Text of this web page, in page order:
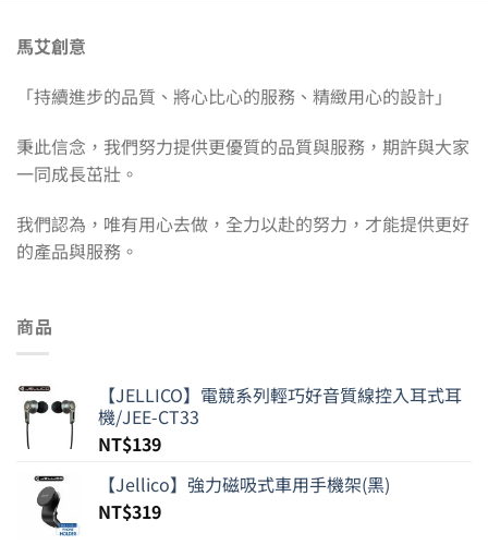
馬艾創意
「持續進步的品質、將心比心的服務、精緻用心的設計」
秉此信念，我們努力提供更優質的品質與服務，期許與大家
一同成長茁壯。
我們認為，唯有用心去做，全力以赴的努力，才能提供更好
的產品與服務。
商品
【JELLICO】電競系列輕巧好音質線控入耳式耳
機/JEE-CT33
NT$139
【Jellico】強力磁吸式車用手機架(黑)
NT$319